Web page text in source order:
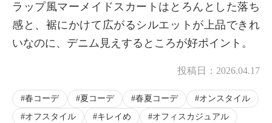
ラップ風マーメイドスカートはとろんとした落ち
感と、裾にかけて広がるシルエットが上品できれ
いなのに、デニム見えするところが好ポイント。
投稿日： 2026.04.17
春コーデ 夏コーデ 春夏コーデ
オンスタイル
オフスタイル
キレイめ
オフィスカジュアル